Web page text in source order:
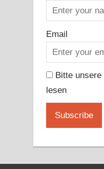
Email
Bitte unsere
lesen